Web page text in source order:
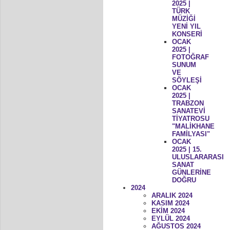
2025 |
TÜRK
MÜZİĞİ
YENİ YIL
KONSERİ
OCAK
2025 |
FOTOĞRAF
SUNUM
VE
SÖYLEŞİ
OCAK
2025 |
TRABZON
SANATEVİ
TİYATROSU
"MALİKHANE
FAMİLYASI"
OCAK
2025 | 15.
ULUSLARARASI
SANAT
GÜNLERİNE
DOĞRU
2024
ARALIK 2024
KASIM 2024
EKİM 2024
EYLÜL 2024
AĞUSTOS 2024